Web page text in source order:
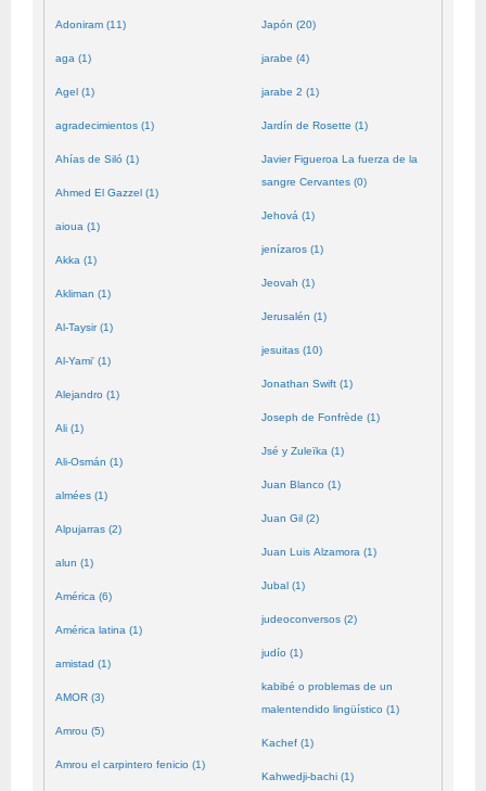
Adoniram (11)
aga (1)
Agel (1)
agradecimientos (1)
Ahías de Siló (1)
Ahmed El Gazzel (1)
aioua (1)
Akka (1)
Akliman (1)
Al-Taysir (1)
Al-Yami' (1)
Alejandro (1)
Ali (1)
Ali-Osmán (1)
almées (1)
Alpujarras (2)
alun (1)
América (6)
América latina (1)
amistad (1)
AMOR (3)
Amrou (5)
Amrou el carpintero fenicio (1)
Japón (20)
jarabe (4)
jarabe 2 (1)
Jardín de Rosette (1)
Javier Figueroa La fuerza de la
sangre Cervantes (0)
Jehová (1)
jenízaros (1)
Jeovah (1)
Jerusalén (1)
jesuitas (10)
Jonathan Swift (1)
Joseph de Fonfrède (1)
Jsé y Zuleïka (1)
Juan Blanco (1)
Juan Gil (2)
Juan Luis Alzamora (1)
Jubal (1)
judeoconversos (2)
judío (1)
kabibé o problemas de un
malentendido lingüístico (1)
Kachef (1)
Kahwedji-bachi (1)